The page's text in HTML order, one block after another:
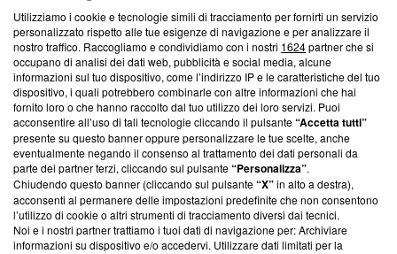
Questa sezione offre informazioni trasparenti su Blasting
News, sui nostri processi editoriali e su come ci impegniamo a
creare news di qualità. Inoltre, afferma la nostra aderenza a
‘Trust Project - News with Integrity’Blasting News non è
ancora membro del programma, ma ha richiesto di farne
parte; Trust Project non ha ancora effettuato una verifica di
conformità agli standard.
Su di noi
Team editoriale
Corporate
Utilizziamo i cookie e tecnologie simili di tracciamento per fornirti un servizio
personalizzato rispetto alle tue esigenze di navigazione e per analizzare il
nostro traffico. Raccogliamo e condividiamo con i nostri 1624partner che si
occupano di analisi dei dati web, pubblicità e social media, alcune
informazioni sul tuo dispositivo, come l’indirizzo IP e le caratteristiche del tuo
dispositivo, i quali potrebbero combinarle con altre informazioni che hai
fornito loro o che hanno raccolto dal tuo utilizzo dei loro servizi. Puoi
acconsentire all’uso di tali tecnologie cliccando il pulsante“Accetta tutti”
presente su questo banner oppure personalizzare le tue scelte, anche
eventualmente negando il consenso al trattamento dei dati personali da
parte dei partner terzi, cliccando sul pulsante“Personalizza”.
Chiudendo questo banner (cliccando sul pulsante“X”in alto a destra),
acconsenti al permanere delle impostazioni predefinite che non consentono
l’utilizzo di cookie o altri strumenti di tracciamento diversi dai tecnici.
Noi e i nostri partner trattiamo i tuoi dati di navigazione per: Archiviare
informazioni su dispositivo e/o accedervi. Utilizzare dati limitati per la